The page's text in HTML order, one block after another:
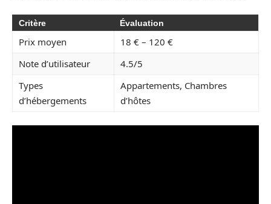
Critère Évaluation
Prix moyen
18 € – 120 €
Note d’utilisateur
4.5/5
Types
d’hébergements
Appartements, Chambres
d’hôtes